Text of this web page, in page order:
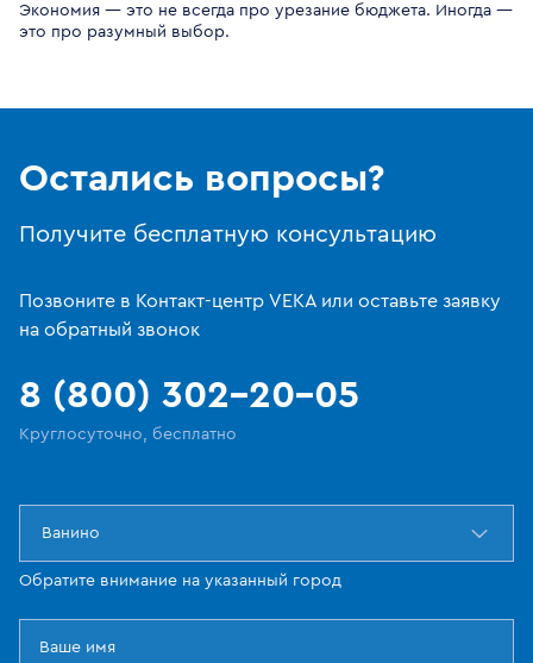
Экономия — это не всегда про урезание бюджета. Иногда —
это про разумный выбор.
Остались вопросы?
Получите бесплатную консультацию
Позвоните в Контакт-центр VEKA или оставьте заявку
на обратный звонок
8 (800) 302-20-05
Круглосуточно, бесплатно
Ванино
Обратите внимание на указанный город